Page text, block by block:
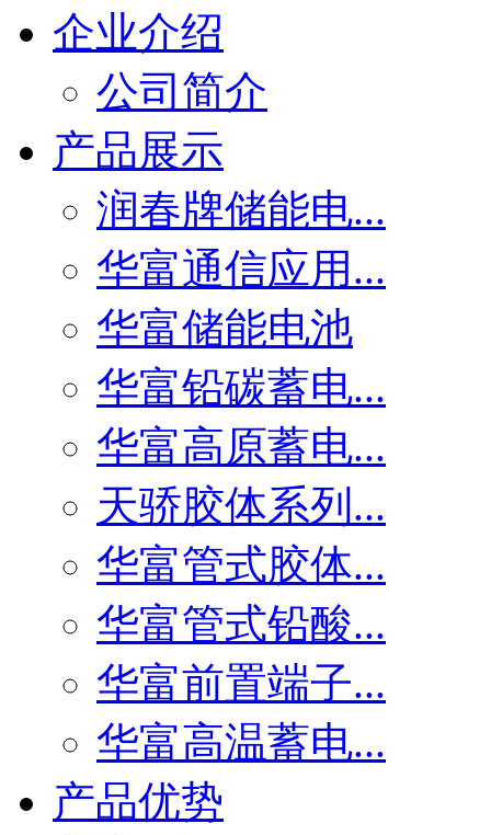
企业介绍
公司简介
产品展示
润春牌储能电...
华富通信应用...
华富储能电池
华富铅碳蓄电...
华富高原蓄电...
天骄胶体系列...
华富管式胶体...
华富管式铅酸...
华富前置端子...
华富高温蓄电...
产品优势